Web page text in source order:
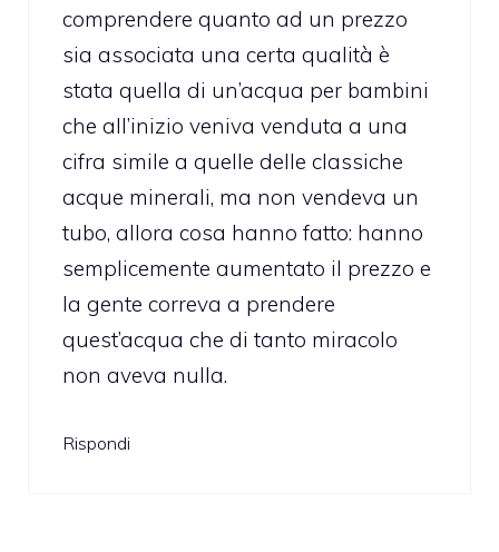
comprendere quanto ad un prezzo
sia associata una certa qualità è
stata quella di un’acqua per bambini
che all’inizio veniva venduta a una
cifra simile a quelle delle classiche
acque minerali, ma non vendeva un
tubo, allora cosa hanno fatto: hanno
semplicemente aumentato il prezzo e
la gente correva a prendere
quest’acqua che di tanto miracolo
non aveva nulla.
Rispondi